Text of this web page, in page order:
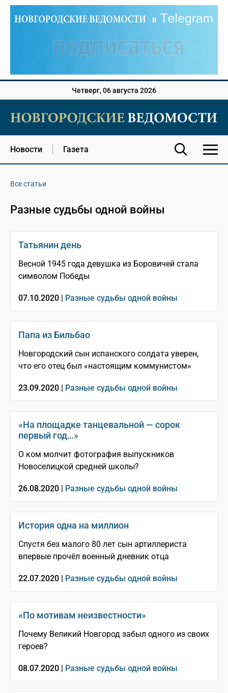
Четверг, 06 августа 2026
Новости Газета
Все статьи
Разные судьбы одной войны
Татьянин день
Весной 1945 года девушка из Боровичей стала
символом Победы
07.10.2020 | Разные судьбы одной войны
Папа из Бильбао
Новгородский сын испанского солдата уверен,
что его отец был «настоящим коммунистом»
23.09.2020 | Разные судьбы одной войны
«На площадке танцевальной — сорок
первый год…»
О ком молчит фотография выпускников
Новоселицкой средней школы?
26.08.2020 | Разные судьбы одной войны
История одна на миллион
Спустя без малого 80 лет сын артиллериста
впервые прочёл военный дневник отца
22.07.2020 | Разные судьбы одной войны
«По мотивам неизвестности»
Почему Великий Новгород забыл одного из своих
героев?
08.07.2020 | Разные судьбы одной войны